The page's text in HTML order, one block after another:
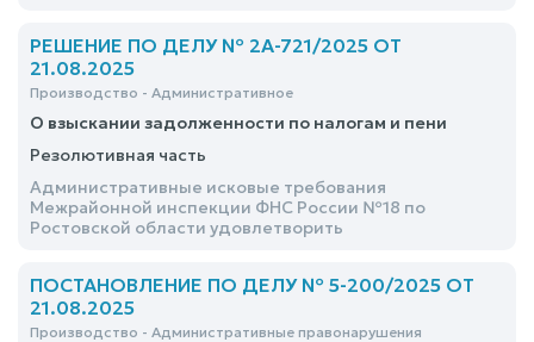
РЕШЕНИЕ ПО ДЕЛУ № 2А-721/2025 ОТ
21.08.2025
Производство - Административное
О взыскании задолженности по налогам и пени
Резолютивная часть
Административные исковые требования
Межрайонной инспекции ФНС России №18 по
Ростовской области удовлетворить
ПОСТАНОВЛЕНИЕ ПО ДЕЛУ № 5-200/2025 ОТ
21.08.2025
Производство - Административные правонарушения